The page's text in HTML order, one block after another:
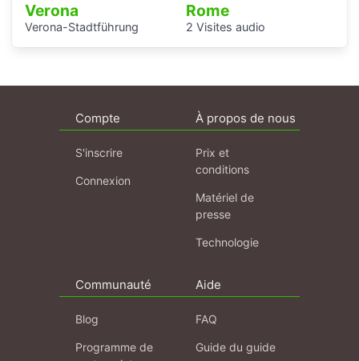
Verona
Verona-Stadtführung
Rome
2 Visites audio
Compte
S'inscrire
Connexion
À propos de nous
Prix et
conditions
Matériel de
presse
Technologie
Communauté
Blog
Programme de
Aide
FAQ
Guide du guide